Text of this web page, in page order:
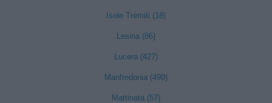
Isole Tremiti (18)
Lesina (86)
Lucera (427)
Manfredonia (490)
Mattinata (57)